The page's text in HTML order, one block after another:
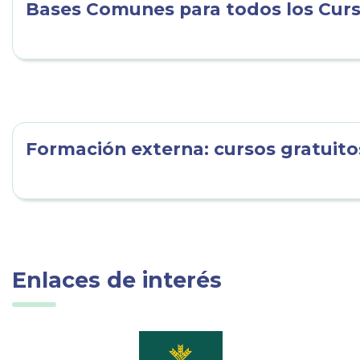
Bases Comunes para todos los
Formación externa: cursos
Enlaces de interés